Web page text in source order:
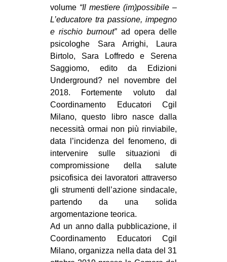
MANIFESTI
MUSICA
RECENSIONI
INTERNAZIONALE
AFRICA
AMERICHE
ESTREMO ORIENTE
EUROPA
MEDIO ORIENTE
MONDO
Fb
tw
volume “Il mestiere (im)possibile –
L’educatore tra passione, impegno
e rischio burnout”ad opera delle
psicologhe Sara Arrighi, Laura
Birtolo, Sara Loffredo e Serena
Saggiomo, edito da Edizioni
Underground? nel novembre del
2018. Fortemente voluto dal
Coordinamento Educatori Cgil
Milano, questo libro nasce dalla
necessità ormai non più rinviabile,
data l’incidenza del fenomeno, di
intervenire sulle situazioni di
compromissione della salute
psicofisica dei lavoratori attraverso
gli strumenti dell’azione sindacale,
partendo da una solida
argomentazione teorica.
Ad un anno dalla pubblicazione, il
Coordinamento Educatori Cgil
Milano, organizza nella data del 31